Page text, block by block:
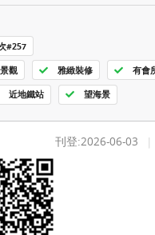
#257
觀 雅緻裝修 有會
近地鐵站 望海景
刊登:2026-06-03 |